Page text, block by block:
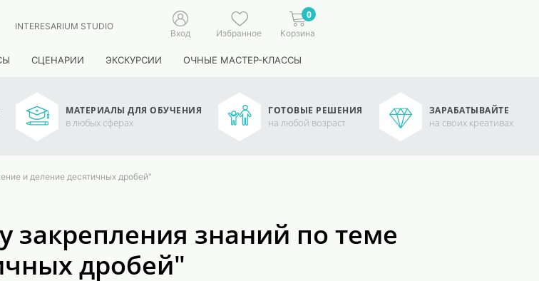
INTERESARIUM STUDIO
Вход Избранное
0
Корзина
СЦЕНАРИИ ЭКСКУРСИИ ОЧНЫЕ МАСТЕР-КЛАССЫ
МАТЕРИАЛЫ ДЛЯ ОБУЧЕНИЯ
в любых сферах
ГОТОВЫЕ РЕШЕНИЯ
на любой возраст
ЗАРАБАТЫВАЙТЕ
на своих креативах
и деление десятичных дробей"
закрепления знаний по теме
дробей"